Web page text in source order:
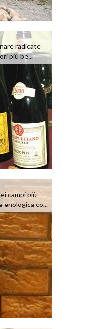
radicate
più be...
campi più
enologica co...